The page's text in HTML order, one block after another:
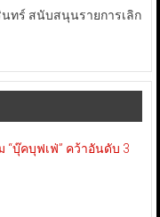
ทร์ สนับสนุนรายการเลิก
บุ๊คบุฟเฟ่” คว้าอันดับ 3